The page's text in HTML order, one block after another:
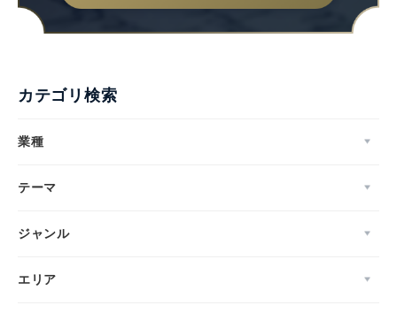
カテゴリ検索
業種
テーマ
ジャンル
エリア